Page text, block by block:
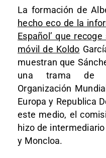
La formación de
hecho eco de la
Español’ que
móvil de Koldo
muestran que
una trama de
Organización
Europa y Republica
este medio, el
hizo de
y Moncloa.